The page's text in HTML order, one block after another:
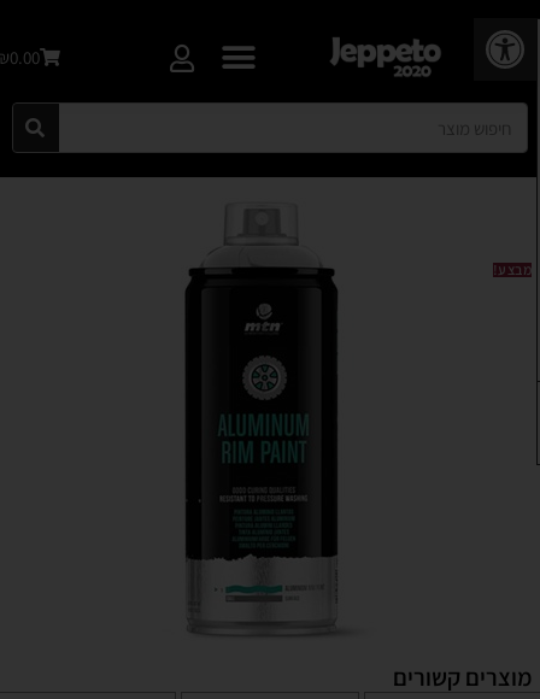
פתח סרגל נגישות
₪0.00
מבצע!
מוצרים קשורים